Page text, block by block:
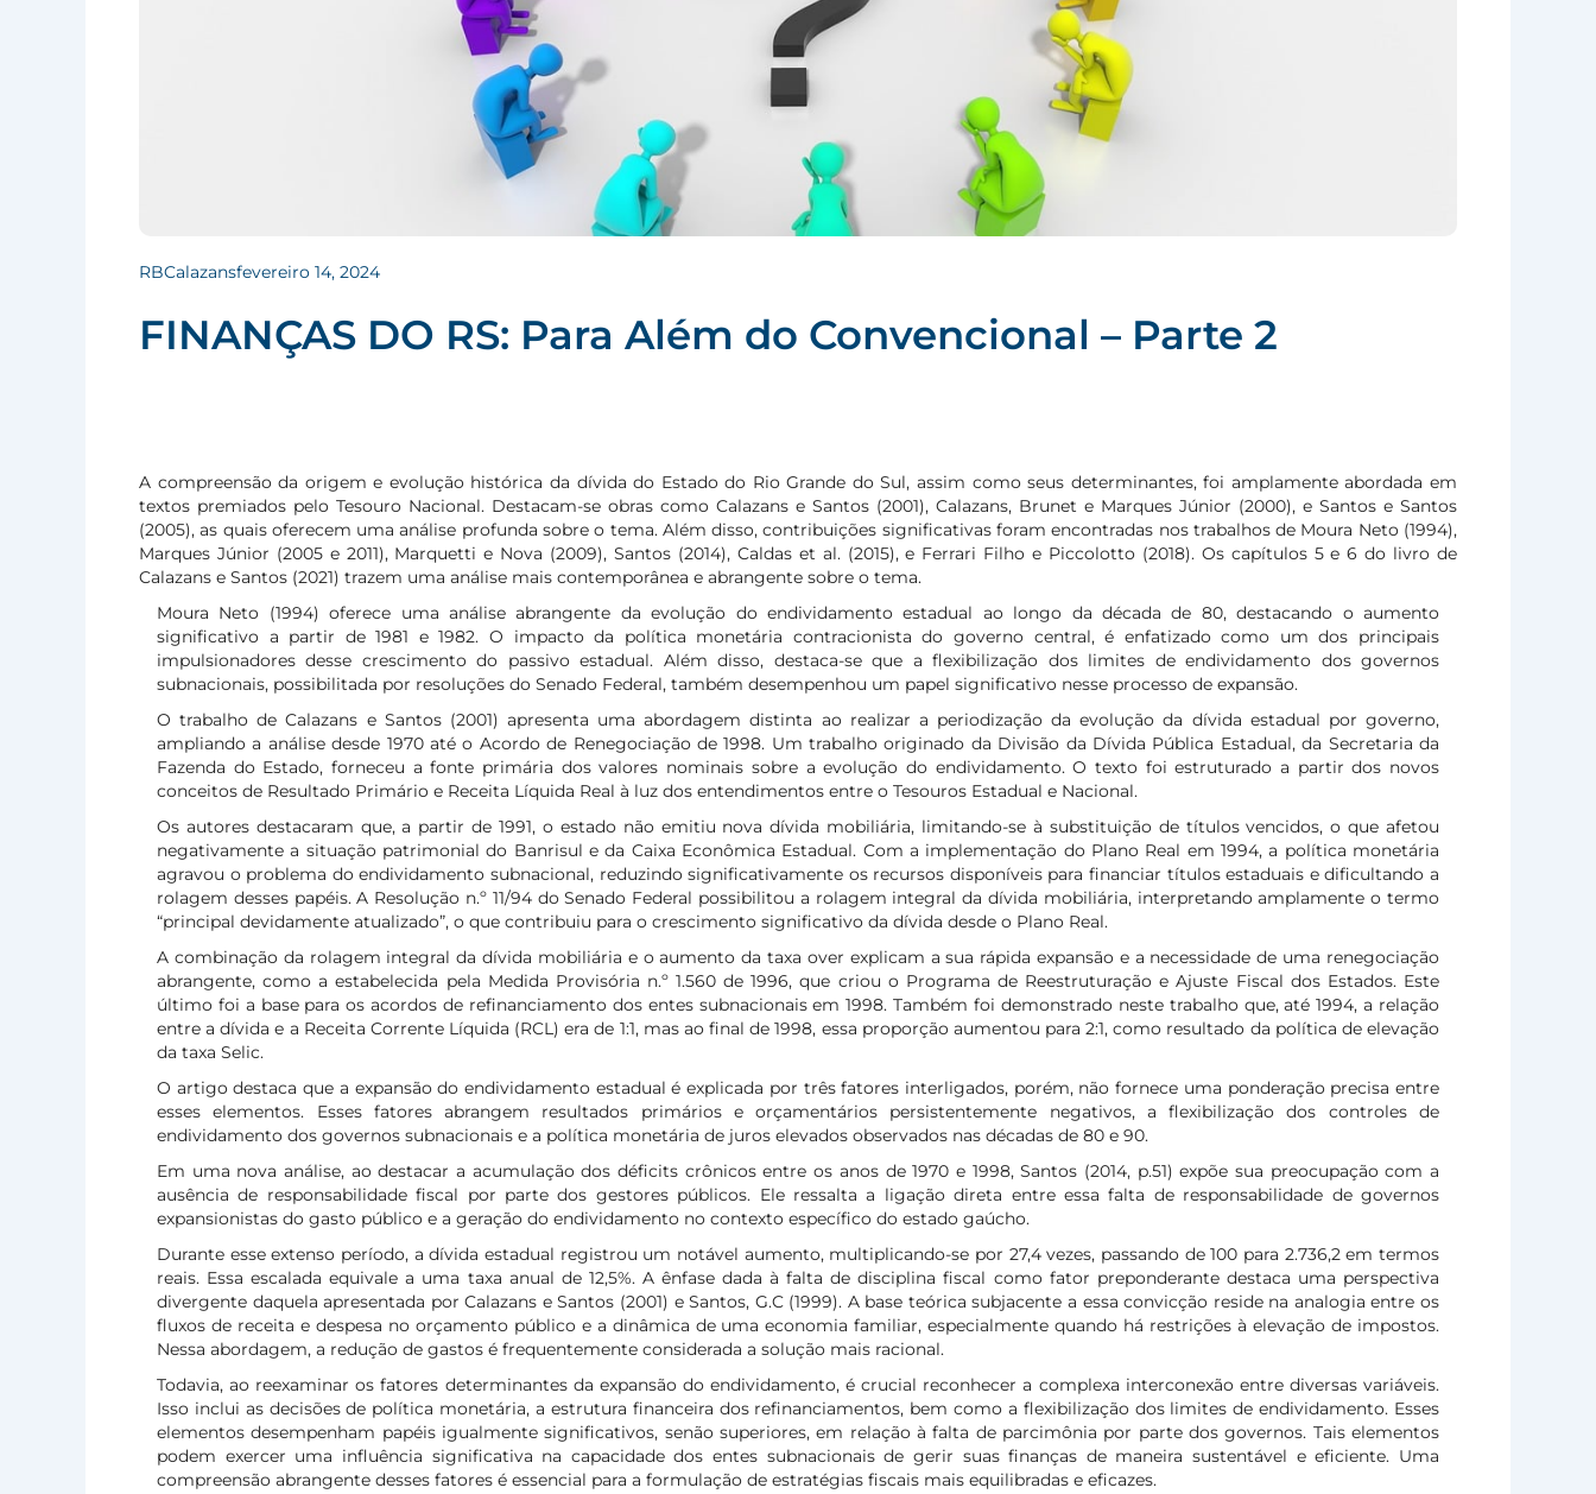
RBCalazansfevereiro 14, 2024
FINANÇAS DO RS: Para Além do Convencional – Parte 2
A compreensão da origem e evolução histórica da dívida do Estado do Rio Grande do Sul, assim como seus determinantes, foi amplamente abordada em
textos premiados pelo Tesouro Nacional. Destacam-se obras como Calazans e Santos (2001), Calazans, Brunet e Marques Júnior (2000), e Santos e Santos
(2005), as quais oferecem uma análise profunda sobre o tema. Além disso, contribuições significativas foram encontradas nos trabalhos de Moura Neto (1994),
Marques Júnior (2005 e 2011), Marquetti e Nova (2009), Santos (2014), Caldas et al. (2015), e Ferrari Filho e Piccolotto (2018). Os capítulos 5 e 6 do livro de
Calazans e Santos (2021) trazem uma análise mais contemporânea e abrangente sobre o tema.
Moura Neto (1994) oferece uma análise abrangente da evolução do endividamento estadual ao longo da década de 80, destacando o aumento
significativo a partir de 1981 e 1982. O impacto da política monetária contracionista do governo central, é enfatizado como um dos principais
impulsionadores desse crescimento do passivo estadual. Além disso, destaca-se que a flexibilização dos limites de endividamento dos governos
subnacionais, possibilitada por resoluções do Senado Federal, também desempenhou um papel significativo nesse processo de expansão.
O trabalho de Calazans e Santos (2001) apresenta uma abordagem distinta ao realizar a periodização da evolução da dívida estadual por governo,
ampliando a análise desde 1970 até o Acordo de Renegociação de 1998. Um trabalho originado da Divisão da Dívida Pública Estadual, da Secretaria da
Fazenda do Estado, forneceu a fonte primária dos valores nominais sobre a evolução do endividamento. O texto foi estruturado a partir dos novos
conceitos de Resultado Primário e Receita Líquida Real à luz dos entendimentos entre o Tesouros Estadual e Nacional.
Os autores destacaram que, a partir de 1991, o estado não emitiu nova dívida mobiliária, limitando-se à substituição de títulos vencidos, o que afetou
negativamente a situação patrimonial do Banrisul e da Caixa Econômica Estadual. Com a implementação do Plano Real em 1994, a política monetária
agravou o problema do endividamento subnacional, reduzindo significativamente os recursos disponíveis para financiar títulos estaduais e dificultando a
rolagem desses papéis. A Resolução n.º 11/94 do Senado Federal possibilitou a rolagem integral da dívida mobiliária, interpretando amplamente o termo
“principal devidamente atualizado”, o que contribuiu para o crescimento significativo da dívida desde o Plano Real.
A combinação da rolagem integral da dívida mobiliária e o aumento da taxa over explicam a sua rápida expansão e a necessidade de uma renegociação
abrangente, como a estabelecida pela Medida Provisória n.º 1.560 de 1996, que criou o Programa de Reestruturação e Ajuste Fiscal dos Estados. Este
último foi a base para os acordos de refinanciamento dos entes subnacionais em 1998. Também foi demonstrado neste trabalho que, até 1994, a relação
entre a dívida e a Receita Corrente Líquida (RCL) era de 1:1, mas ao final de 1998, essa proporção aumentou para 2:1, como resultado da política de elevação
da taxa Selic.
O artigo destaca que a expansão do endividamento estadual é explicada por três fatores interligados, porém, não fornece uma ponderação precisa entre
esses elementos. Esses fatores abrangem resultados primários e orçamentários persistentemente negativos, a flexibilização dos controles de
endividamento dos governos subnacionais e a política monetária de juros elevados observados nas décadas de 80 e 90.
Em uma nova análise, ao destacar a acumulação dos déficits crônicos entre os anos de 1970 e 1998, Santos (2014, p.51) expõe sua preocupação com a
ausência de responsabilidade fiscal por parte dos gestores públicos. Ele ressalta a ligação direta entre essa falta de responsabilidade de governos
expansionistas do gasto público e a geração do endividamento no contexto específico do estado gaúcho.
Durante esse extenso período, a dívida estadual registrou um notável aumento, multiplicando-se por 27,4 vezes, passando de 100 para 2.736,2 em termos
reais. Essa escalada equivale a uma taxa anual de 12,5%. A ênfase dada à falta de disciplina fiscal como fator preponderante destaca uma perspectiva
divergente daquela apresentada por Calazans e Santos (2001) e Santos, G.C (1999). A base teórica subjacente a essa convicção reside na analogia entre os
fluxos de receita e despesa no orçamento público e a dinâmica de uma economia familiar, especialmente quando há restrições à elevação de impostos.
Nessa abordagem, a redução de gastos é frequentemente considerada a solução mais racional.
Todavia, ao reexaminar os fatores determinantes da expansão do endividamento, é crucial reconhecer a complexa interconexão entre diversas variáveis.
Isso inclui as decisões de política monetária, a estrutura financeira dos refinanciamentos, bem como a flexibilização dos limites de endividamento. Esses
elementos desempenham papéis igualmente significativos, senão superiores, em relação à falta de parcimônia por parte dos governos. Tais elementos
podem exercer uma influência significativa na capacidade dos entes subnacionais de gerir suas finanças de maneira sustentável e eficiente. Uma
compreensão abrangente desses fatores é essencial para a formulação de estratégias fiscais mais equilibradas e eficazes.